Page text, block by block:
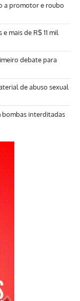
a promotor e roubo
mais de R$ 11 mil
debate para
de abuso sexual
bombas interditadas